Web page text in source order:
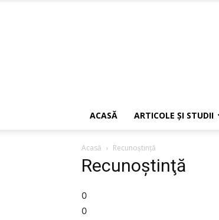
ACASĂ ARTICOLE ŞI STUDII
Acasă Recunoştinţă
Recunoştinţă
0
0